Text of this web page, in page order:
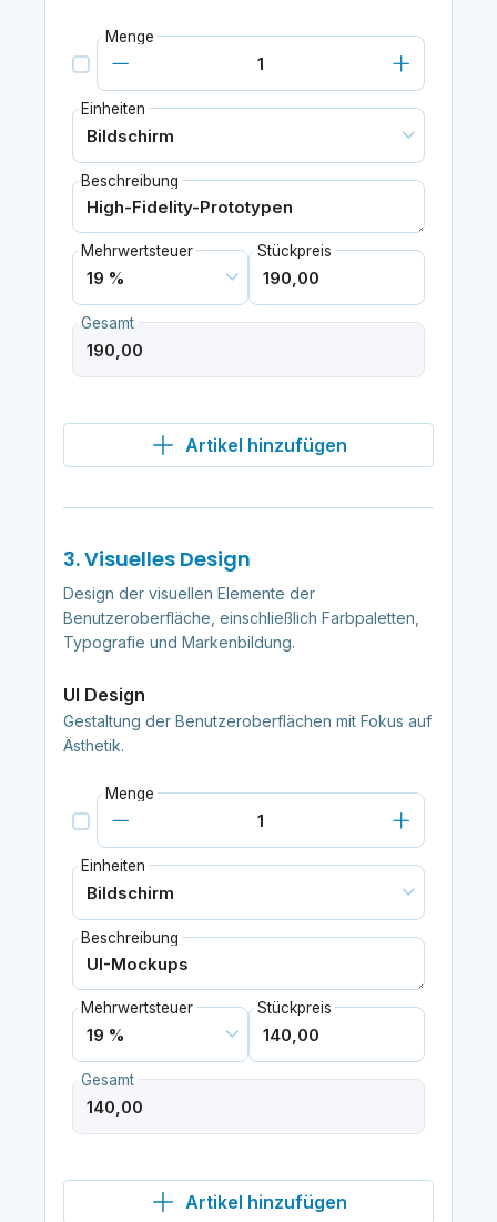
Menge
Einheiten
Beschreibung
Mehrwertsteuer Stückpreis
Gesamt
Artikel hinzufügen
3. Visuelles Design
Design der visuellen Elemente der
Benutzeroberfläche, einschließlich Farbpaletten,
Typografie und Markenbildung.
UI Design
Gestaltung der Benutzeroberflächen mit Fokus auf
Ästhetik.
Menge
Einheiten
Beschreibung
Mehrwertsteuer Stückpreis
Gesamt
Artikel hinzufügen